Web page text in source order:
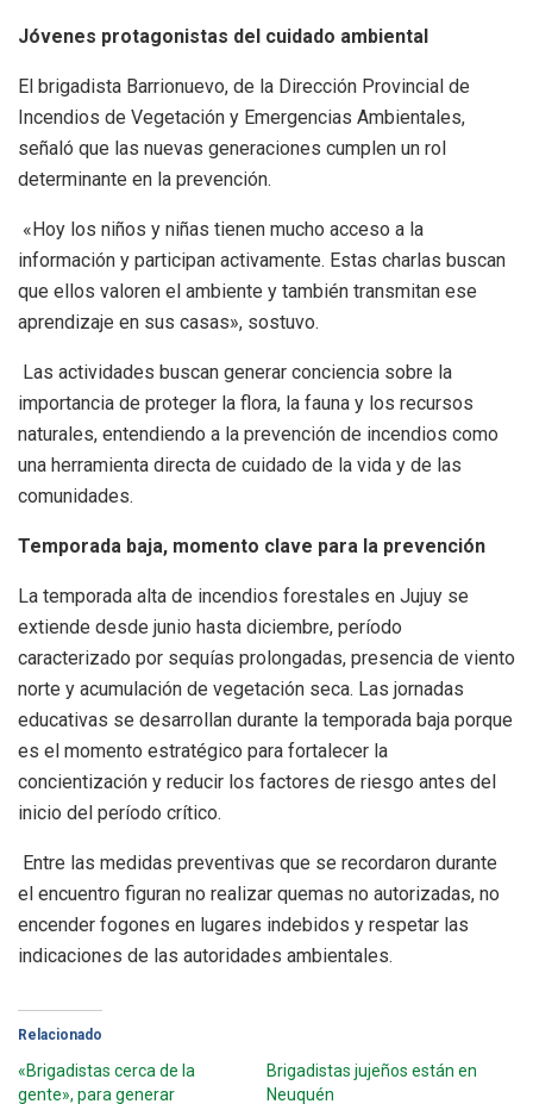
Jóvenes protagonistas del cuidado ambiental
El brigadista Barrionuevo, de la Dirección Provincial de
Incendios de Vegetación y Emergencias Ambientales,
señaló que las nuevas generaciones cumplen un rol
determinante en la prevención.
«Hoy los niños y niñas tienen mucho acceso a la
información y participan activamente. Estas charlas buscan
que ellos valoren el ambiente y también transmitan ese
aprendizaje en sus casas», sostuvo.
Las actividades buscan generar conciencia sobre la
importancia de proteger la flora, la fauna y los recursos
naturales, entendiendo a la prevención de incendios como
una herramienta directa de cuidado de la vida y de las
comunidades.
Temporada baja, momento clave para la prevención
La temporada alta de incendios forestales en Jujuy se
extiende desde junio hasta diciembre, período
caracterizado por sequías prolongadas, presencia de viento
norte y acumulación de vegetación seca. Las jornadas
educativas se desarrollan durante la temporada baja porque
es el momento estratégico para fortalecer la
concientización y reducir los factores de riesgo antes del
inicio del período crítico.
Entre las medidas preventivas que se recordaron durante
el encuentro figuran no realizar quemas no autorizadas, no
encender fogones en lugares indebidos y respetar las
indicaciones de las autoridades ambientales.
Relacionado
«Brigadistas cerca de la
gente», para generar
Brigadistas jujeños están en
Neuquén